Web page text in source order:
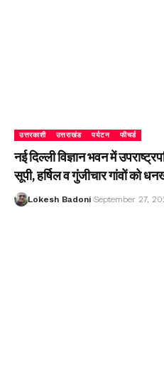
उत्तरकाशी उत्तराखंड पर्यटन फीचर्ड
नई दिल्ली विज्ञान भवन में
सूपी, हर्षिल व गुंजीचार गांवों को
Lokesh Badoni September 27,